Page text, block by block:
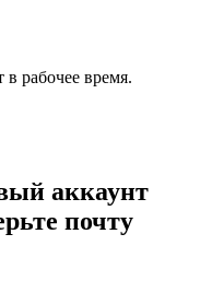
рабочее время.
аккаунт
почту